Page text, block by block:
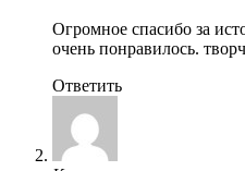
Огромное спасибо за
очень понравилось.
Ответить